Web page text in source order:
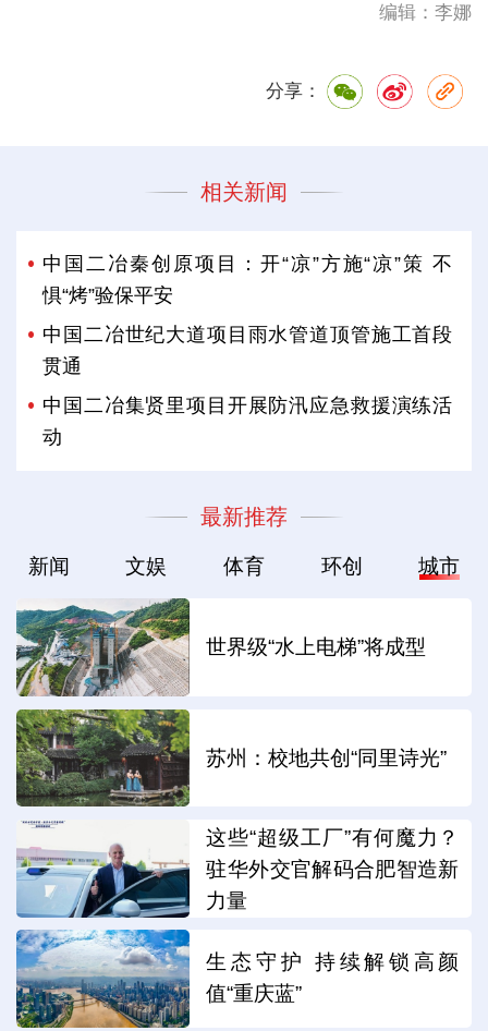
编辑：李娜
分享：
相关新闻
中国二冶秦创原项目：开“凉”方施“凉”策 不
惧“烤”验保平安
中国二冶世纪大道项目雨水管道顶管施工首段
贯通
中国二冶集贤里项目开展防汛应急救援演练活
动
最新推荐
新闻 文娱 体育 环创 城市
世界级“水上电梯”将成型
苏州：校地共创“同里诗光”
这些“超级工厂”有何魔力？
驻华外交官解码合肥智造新
力量
生态守护 持续解锁高颜
值“重庆蓝”